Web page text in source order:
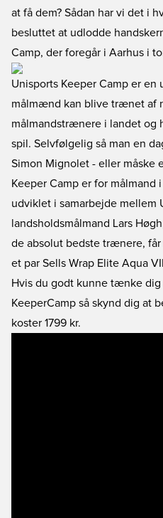
at få dem? Sådan har vi det i
besluttet at udlodde
Camp, der foregår i Aarhus i
Unisports Keeper Camp er en
målmænd kan blive trænet af
målmandstrænere i landet og
spil. Selvfølgelig så man en
Simon Mignolet - eller måske
Keeper Camp er for målmand
udviklet i samarbejde mellem
landsholdsmålmand Lars
de absolut bedste trænere, får
et par Sells Wrap Elite Aqua
Hvis du godt kunne tænke
KeeperCamp så skynd dig at
koster 1799 kr.